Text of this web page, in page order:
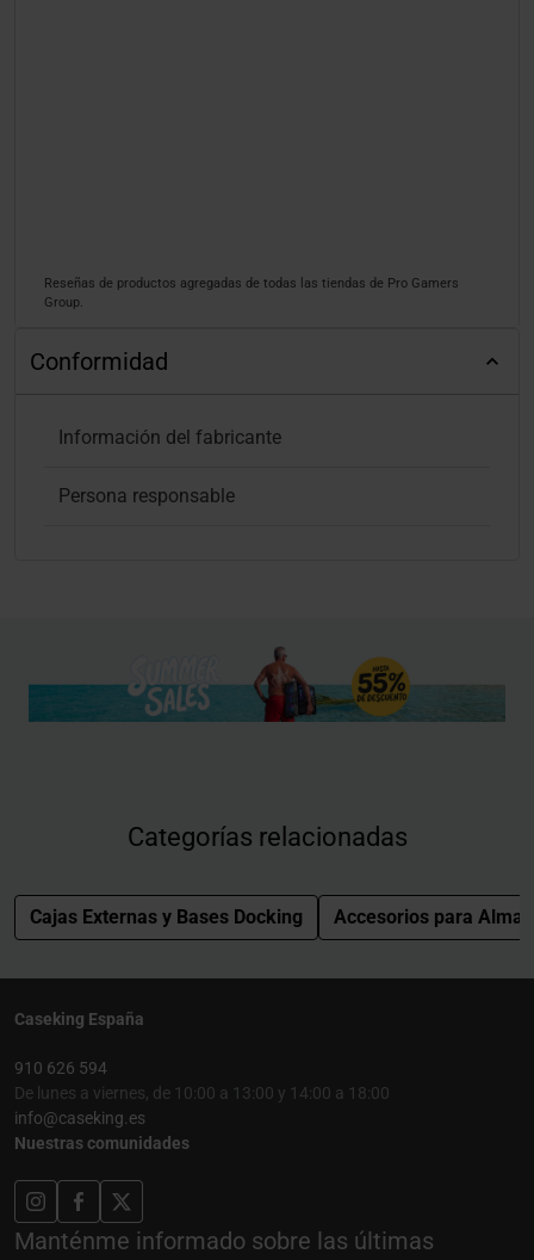
Reseñas de productos agregadas de todas las tiendas de Pro Gamers
Group.
Conformidad
Información del fabricante
Persona responsable
Categorías relacionadas
Cajas Externas y Bases Docking Accesorios para
Caseking España
910 626 594
De lunes a viernes, de 10:00 a 13:00 y 14:00 a 18:00
info@caseking.es
Nuestras comunidades
Manténme informado sobre las últimas